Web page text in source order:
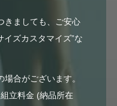
きましても、ご安心
イズカスタマイズ”な
合がございます。
立料金 (納品所在